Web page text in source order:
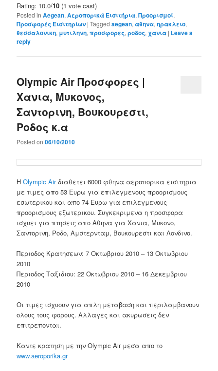
Rating: 10.0/10 (1 vote cast)
Posted in Aegean,Αεροπορικά Εισιτήρια,Προορισμοί,
Προσφορές Εισιτηρίων |Tagged aegean,αθηνα,ηρακλειο,
θεσσαλονικη, μυτιληνη,προσφορες,ροδος, χανια | Leave a
reply
Olympic Air Προσφορες |
Χανια, Μυκονος,
Σαντορινη, Βουκουρεστι,
Ροδος κ.α
Posted on06/10/2010
ΗOlympic Airδιαθετει 6000 φθηνα αεροπορικα εισιτηρια
με τιμες απο 53 Ευρω για επιλεγμενους προορισμους
εσωτερικου και απο 74 Ευρω για επιλεγμενους
προορισμους εξωτερικου. Συγκεκριμενα η προσφορα
ισχυει για πτησεις απο Αθηνα για Χανια, Μυκονο,
Σαντορινη, Ροδο, Αμστερνταμ, Βουκουρεστι και Λονδινο.
Περιοδος Κρατησεων: 7 Οκτωβριου 2010 – 13 Οκτωβριου
2010
Περιοδος Ταξιδιου: 22 Οκτωβριου 2010 – 16 Δεκεμβριου
2010
Οι τιμες ισχυουν για απλη μεταβαση και περιλαμβανουν
ολους τους φορους. Αλλαγες και ακυρωσεις δεν
επιτρεπονται.
Καντε κρατηση με την Olympic Air μεσα απο το
www.aeroporika.gr